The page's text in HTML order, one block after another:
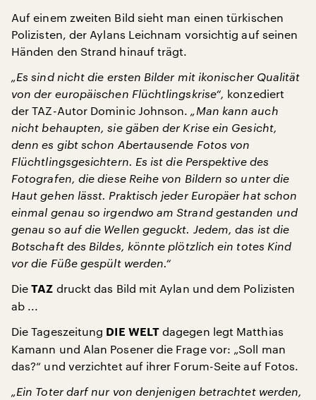
Auf einem zweiten Bild sieht man einen türkischen
Polizisten, der Aylans Leichnam vorsichtig auf seinen
Händen den Strand hinauf trägt.
„Es sind nicht die ersten Bilder mit ikonischer Qualität
von der europäischen Flüchtlingskrise“, konzediert
der TAZ-Autor Dominic Johnson. „Man kann auch
nicht behaupten, sie gäben der Krise ein Gesicht,
denn es gibt schon Abertausende Fotos von
Flüchtlingsgesichtern. Es ist die Perspektive des
Fotografen, die diese Reihe von Bildern so unter die
Haut gehen lässt. Praktisch jeder Europäer hat schon
einmal genau so irgendwo am Strand gestanden und
genau so auf die Wellen geguckt. Jedem, das ist die
Botschaft des Bildes, könnte plötzlich ein totes Kind
vor die Füße gespült werden.“
DieTAZ druckt das Bild mit Aylan und dem Polizisten
ab ...
Die Tageszeitung DIE WELT dagegen legt Matthias
Kamann und Alan Posener die Frage vor: „Soll man
das?“ und verzichtet auf ihrer Forum-Seite auf Fotos.
„Ein Toter darf nur von denjenigen betrachtet werden,